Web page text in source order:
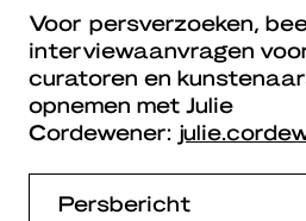
Voor persverzoeken,
interviewaanvragen
curatoren en
opnemen met Julie
Cordewener:
Persbericht